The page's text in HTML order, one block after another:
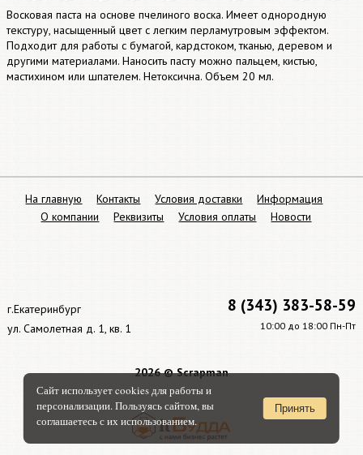
Восковая паста на основе пчелиного воска. Имеет однородную
текстуру, насыщенный цвет с легким перламутровым эффектом.
Подходит для работы с бумагой, кардстоком, тканью, деревом и
другими материалами. Наносить пасту можно пальцем, кистью,
мастихином или шпателем. Нетоксична. Объем 20 мл.
8 (343) 383-58-59
10:00 до 18:00 Пн-Пт
г.Екатеринбург
ул. Самолетная д. 1, кв. 1
2026 © Scrapman
На главную Контакты Условия доставки
Информация
О компании
Реквизиты Условия оплаты Новости
Сайт использует cookies для работы и
персонализации. Пользуясь сайтом, вы
соглашаетесь с их использованием.
Принять